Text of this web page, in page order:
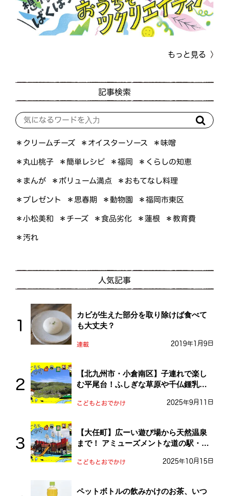
もっと見る
記事検索
＊クリームチーズ ＊オイスターソース ＊味噌
＊丸山桃子 ＊簡単レシピ ＊福岡 ＊くらしの知恵
＊まんが ＊ボリューム満点 ＊おもてなし料理
＊プレゼント ＊思春期 ＊動物園 ＊福岡市東区
＊小松美和 ＊チーズ ＊食品劣化 ＊蓮根 ＊教育費
＊汚れ
人気記事
カビが生えた部分を取り除けば食べて
も大丈夫？
連載 2019年1月9日
【北九州市・小倉南区】子連れで楽し
む平尾台！ふしぎな草原や千仏鍾乳洞
こどもとおでかけ 2025年9月11日
【大任町】広ーい遊び場から天然温泉
まで！ アミューズメントな道の駅・お
こどもとおでかけ 2025年10月15日
ペットボトルの飲みかけのお茶、いつ